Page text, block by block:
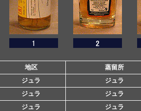
地区
蒸留所
ジュラ
ジュラ
ジュラ
ジュラ
ジュラ
ジュラ